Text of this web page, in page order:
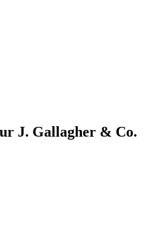
J. Gallagher & Co.